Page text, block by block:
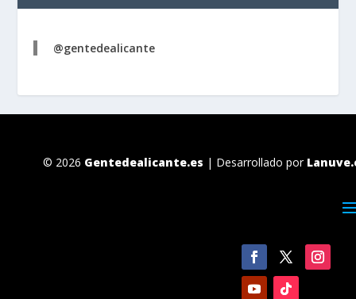
@gentedealicante
© 2026 Gentedealicante.es | Desarrollado por